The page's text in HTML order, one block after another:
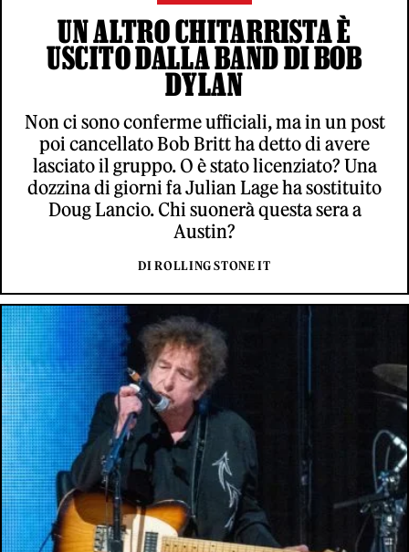
UN ALTRO CHITARRISTA È
USCITO DALLA BAND DI BOB
DYLAN
Non ci sono conferme ufficiali, ma in un post
poi cancellato Bob Britt ha detto di avere
lasciato il gruppo. O è stato licenziato? Una
dozzina di giorni fa Julian Lage ha sostituito
Doug Lancio. Chi suonerà questa sera a
Austin?
DI ROLLING STONE IT